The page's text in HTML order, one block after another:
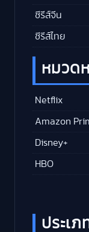
ซีรีส์จีน
ซีรีส์ไทย
หมวด
Netflix
Amazon
Disney+
HBO
ประเภ